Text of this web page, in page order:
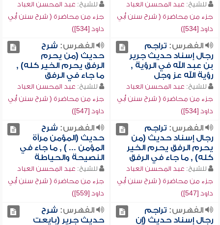
للشيخ: عبد المحسن العباد
جزء من محاضرة ( شرح سنن أبي
داود [534])
للشيخ: عبد المحسن العباد
جزء من محاضرة ( شرح سنن أبي
داود [534])
الفهرس: تراجم
رجال إسناد حديث جرير
بن عبد الله في الرؤية ,
رؤية الله عز وجل
للشيخ: عبد المحسن العباد
جزء من محاضرة ( شرح سنن أبي
داود [534])
الفهرس: شرح
حديث (من يحرم
الرفق يحرم الخير كله) ,
ما جاء في الرفق
للشيخ: عبد المحسن العباد
جزء من محاضرة ( شرح سنن أبي
داود [547])
الفهرس: تراجم
رجال إسناد حديث (من
يحرم الرفق يحرم الخير
كله) , ما جاء في الرفق
للشيخ: عبد المحسن العباد
جزء من محاضرة ( شرح سنن أبي
داود [547])
الفهرس: شرح
حديث (المؤمن مرآة
المؤمن ... ) , ما جاء في
النصيحة والحياطة
للشيخ: عبد المحسن العباد
جزء من محاضرة ( شرح سنن أبي
داود [559])
الفهرس: تراجم
رجال إسناد حديث (إن
الفهرس: شرح
حديث جرير (بايعت